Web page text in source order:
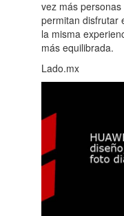
vez más
permitan disfrutar
la misma
más equilibrada.
Lado.mx